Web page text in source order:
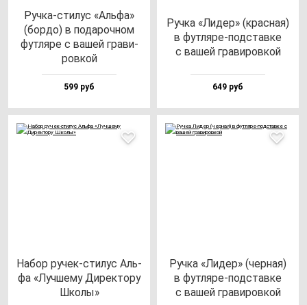
Руч­ка-сти­лус «Аль­фа»
(бор­до) в по­да­роч­ном
фут­ля­ре с ва­шей гра­ви­
ров­кой
599 руб
Руч­ка «Лидер» (крас­ная)
в фут­ля­ре-под­став­ке
с ва­шей гра­ви­ров­кой
649 руб
Набор ру­чек-сти­лус Аль­
фа «Луч­ше­му Дирек­то­ру
Шко­лы»
Руч­ка «Лидер» (чер­ная)
в фут­ля­ре-под­став­ке
с ва­шей гра­ви­ров­кой